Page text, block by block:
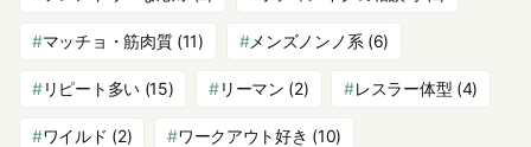
マッチョ・筋肉質(11) メンズノンノ系 (6)
リピート多い(15) リーマン (2) レスラー体型 (4)
ワイルド (2) ワークアウト好き (10)